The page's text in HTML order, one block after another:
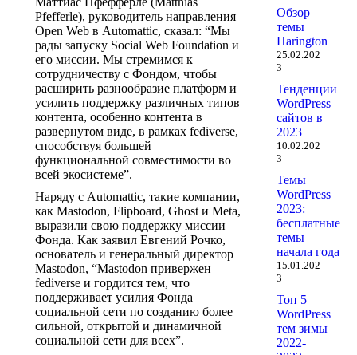
Pfefferle), руководитель направления
Open Web в Automattic, сказал: “Мы
рады запуску Social Web Foundation и
его миссии. Мы стремимся к
сотрудничеству с Фондом, чтобы
расширить разнообразие платформ и
усилить поддержку различных типов
контента, особенно контента в
развернутом виде, в рамках fediverse,
способствуя большей
функциональной совместимости во
всей экосистеме”.
Наряду с Automattic, такие компании,
как Mastodon, Flipboard, Ghost и Meta,
выразили свою поддержку миссии
Фонда. Как заявил Евгений Рочко,
основатель и генеральный директор
Mastodon, “Mastodon привержен
fediverse и гордится тем, что
поддерживает усилия Фонда
социальной сети по созданию более
сильной, открытой и динамичной
социальной сети для всех”.
Обзор
темы
Harington
25.02.202
3
Тенденции
WordPress
сайтов в
2023
10.02.202
3
Темы
WordPress
2023:
бесплатные
темы
начала года
15.01.202
3
Топ 5
WordPress
тем зимы
2022-